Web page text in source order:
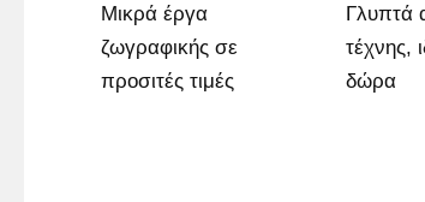
Μικρά έργα
ζωγραφικής σε
προσιτές τιμές
Γλυπτά
τέχνης,
δώρα